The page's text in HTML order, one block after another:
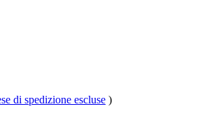
di spedizione escluse )